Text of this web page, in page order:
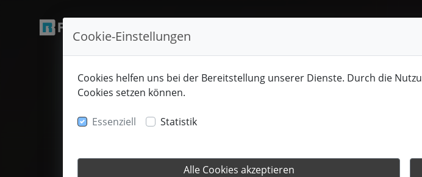
Cookie-Einstellungen
Cookies helfen uns bei der Bereitstellung unserer Dienste. Durch die
Cookies setzen können.
Essenziell Statistik
Alle Cookies akzeptieren